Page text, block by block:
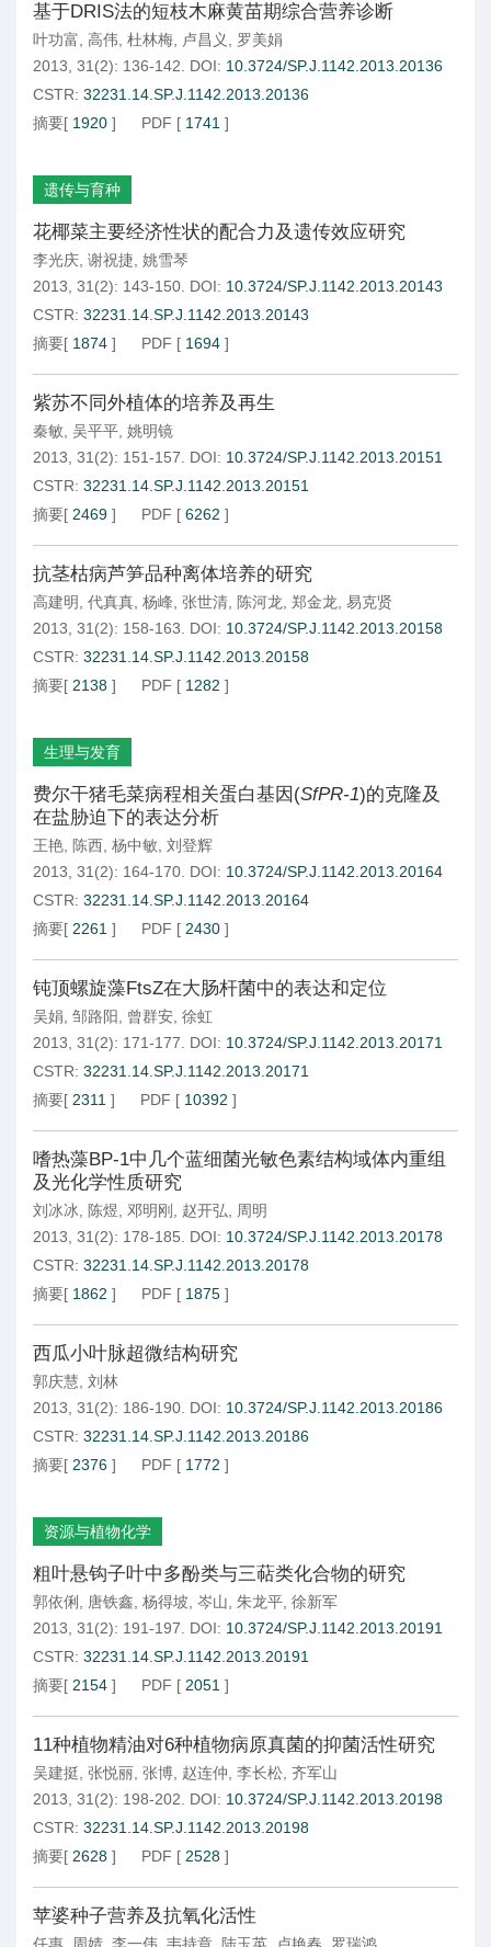
基于DRIS法的短枝木麻黄苗期综合营养诊断
叶功富 高伟 杜林梅 卢昌义
罗美娟
2013, 31(2): 136-142.
DOI: 10.3724/SP.J.1142.2013.20136
CSTR: 32231.14.SP.J.1142.2013.20136
摘要[ 1920 ] PDF [ 1741 ]
遗传与育种
花椰菜主要经济性状的配合力及遗传效应研究
李光庆 谢祝捷 姚雪琴
2013, 31(2): 143-150. DOI: 10.3724/SP.J.1142.2013.20143
CSTR: 32231.14.SP.J.1142.2013.20143
摘要[ 1874 ] PDF [ 1694 ]
紫苏不同外植体的培养及再生
秦敏 吴平平 姚明镜
2013, 31(2): 151-157.
DOI: 10.3724/SP.J.1142.2013.20151
CSTR: 32231.14.SP.J.1142.2013.20151
摘要[ 2469 ] PDF [ 6262 ]
抗茎枯病芦笋品种离体培养的研究
高建明 代真真 杨峰 张世清 陈河龙 郑金龙 易克贤
2013, 31(2): 158-163.
DOI: 10.3724/SP.J.1142.2013.20158
CSTR: 32231.14.SP.J.1142.2013.20158
摘要[ 2138 ] PDF [ 1282 ]
生理与发育
费尔干猪毛菜病程相关蛋白基因(SfPR-1)的克隆及
在盐胁迫下的表达分析
王艳 陈西 杨中敏 刘登辉
2013, 31(2): 164-170. DOI: 10.3724/SP.J.1142.2013.20164
CSTR: 32231.14.SP.J.1142.2013.20164
摘要[ 2261 ] PDF [ 2430 ]
钝顶螺旋藻FtsZ在大肠杆菌中的表达和定位
吴娟 邹路阳 曾群安 徐虹
2013, 31(2): 171-177.
DOI: 10.3724/SP.J.1142.2013.20171
CSTR: 32231.14.SP.J.1142.2013.20171
摘要[ 2311 ] PDF [ 10392 ]
嗜热藻BP-1中几个蓝细菌光敏色素结构域体内重组
及光化学性质研究
刘冰冰 陈煜 邓明刚 赵开弘
周明
2013, 31(2): 178-185.
DOI: 10.3724/SP.J.1142.2013.20178
CSTR: 32231.14.SP.J.1142.2013.20178
摘要[ 1862 ] PDF [ 1875 ]
西瓜小叶脉超微结构研究
郭庆慧 刘林
2013, 31(2): 186-190. DOI: 10.3724/SP.J.1142.2013.20186
CSTR: 32231.14.SP.J.1142.2013.20186
摘要[ 2376 ] PDF [ 1772 ]
资源与植物化学
粗叶悬钩子叶中多酚类与三萜类化合物的研究
郭依俐 唐铁鑫 杨得坡 岑山 朱龙平 徐新军
2013, 31(2): 191-197.
DOI: 10.3724/SP.J.1142.2013.20191
CSTR: 32231.14.SP.J.1142.2013.20191
摘要[ 2154 ] PDF [ 2051 ]
11种植物精油对6种植物病原真菌的抑菌活性研究
吴建挺 张悦丽 张博 赵连仲 李长松 齐军山
2013, 31(2): 198-202.
DOI: 10.3724/SP.J.1142.2013.20198
CSTR: 32231.14.SP.J.1142.2013.20198
摘要[ 2628 ] PDF [ 2528 ]
苹婆种子营养及抗氧化活性